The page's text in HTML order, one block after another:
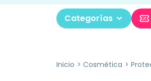
Categorías
Inicio Cosmética